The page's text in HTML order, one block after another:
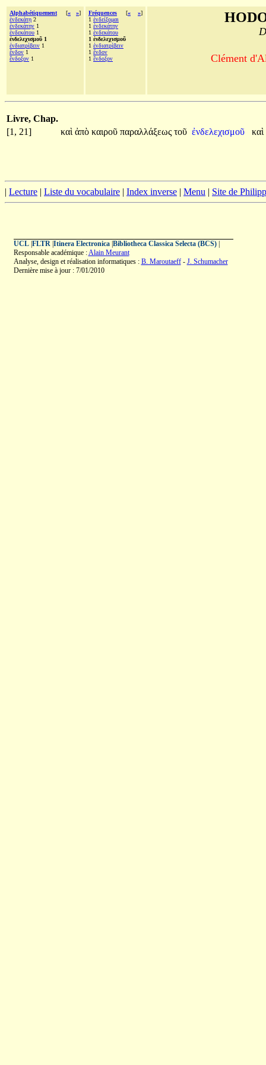
Alphabétiquement [« »]
ἑνδεκάτῃ 2
ἑνδεκάτην 1
ἑνδεκάτου 1
ἐνδελεχισμοῦ 1
ἐνδιατρίβειν 1
ἔνδον 1
ἔνδοξον 1
Fréquences [« »]
1 ἐνδείξομαι
1 ἑνδεκάτην
1 ἑνδεκάτου
1 ἐνδελεχισμοῦ
1 ἐνδιατρίβειν
1 ἔνδον
1 ἔνδοξον Clément
Livre, Chap.
[1, 21]
καὶ ἀπὸ καιροῦ παραλλάξεως τοῦ ἐνδελεχισμοῦ καὶ
| Lecture | Liste du vocabulaire | Index inverse | Menu | Site de
UCL| FLTR| Itinera Electronica| Bibliotheca Classica Selecta (BCS)|
Responsable académique :Alain Meurant
Analyse, design et réalisation informatiques : B. Maroutaeff- J. Schumacher
Dernière mise à jour : 7/01/2010